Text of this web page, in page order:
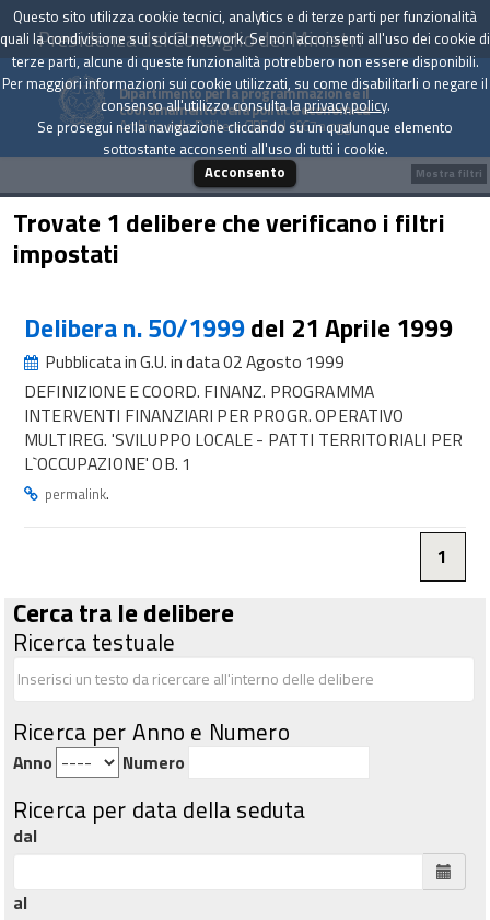
Presidenza del Consiglio dei Ministri
Dipartimento per la programmazione e il
coordinamento della politica economica
Archivio delle Delibere CIPE dal 1967 a oggi
Trovate 1 delibere che verificano i filtri
impostati
Delibera n. 50/1999del 21 Aprile 1999
Pubblicata in G.U. in data 02 Agosto 1999
DEFINIZIONE E COORD. FINANZ. PROGRAMMA
INTERVENTI FINANZIARI PER PROGR. OPERATIVO
MULTIREG. 'SVILUPPO LOCALE - PATTI TERRITORIALI PER
L`OCCUPAZIONE' OB. 1
permalink.
1
Cerca tra le delibere
Ricerca testuale
Ricerca per Anno e Numero
Anno Numero
Ricerca per data della seduta
dal
al
Mostra filtri
Questo sito utilizza cookie tecnici, analytics e di terze parti per funzionalità
quali la condivisione sui social network. Se non acconsenti all'uso dei cookie di
terze parti, alcune di queste funzionalità potrebbero non essere disponibili.
Per maggiori informazioni sui cookie utilizzati, su come disabilitarli o negare il
consenso all'utilizzo consulta laprivacy policy.
Se prosegui nella navigazione cliccando su un qualunque elemento
sottostante acconsenti all'uso di tutti i cookie.
Acconsento